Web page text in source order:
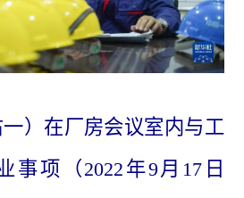
在厂房会议室内与工
事项（2022年9月17日